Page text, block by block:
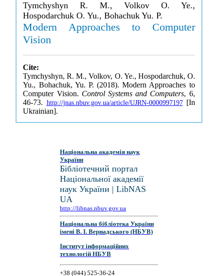
Tymchyshyn R. M., Volkov O. Ye.,
Hospodarchuk O. Yu., Bohachuk Yu. P.
Modern Approaches to Computer
Vision
Cite:
Tymchyshyn, R. M., Volkov, O. Ye., Hospodarchuk, O.
Yu., Bohachuk, Yu. P. (2018). Modern Approaches to
Computer Vision. Control Systems and Computers, 6,
46-73. http://jnas.nbuv.gov.ua/article/UJRN-0000997197[In
Ukrainian].
Національна академія наук
України
Бібліотечний портал
Національної академії
наук України | LibNAS
UA
http://libnas.nbuv.gov.ua
Національна бібліотека України
імені В. І. Вернадського (НБУВ)
Інститут інформаційних
технологій НБУВ
+38 (044) 525-36-24